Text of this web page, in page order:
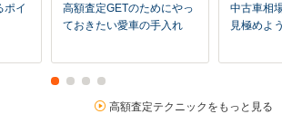
ポイ
高額査定GETのためにやっ
ておきたい愛車の手入れ
中古車相
見極めよ
高額査定テクニックをもっと見る